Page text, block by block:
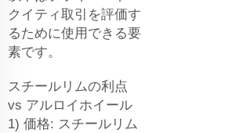
クイティ取引を評価す
るために使用できる要
素です。
スチールリムの利点
vs アルロイホイール
1) 価格: スチールリム